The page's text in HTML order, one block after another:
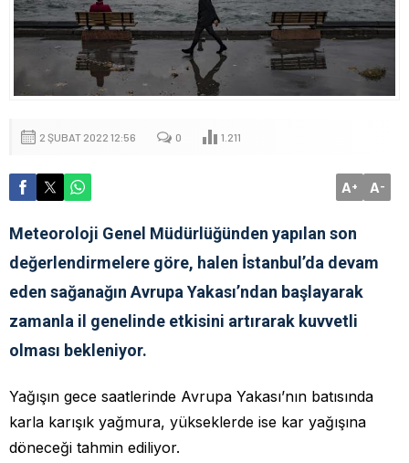
2 ŞUBAT 2022 12:56 0 1.211
A+ A-
Meteoroloji Genel Müdürlüğünden yapılan son
değerlendirmelere göre, halen İstanbul’da devam
eden sağanağın Avrupa Yakası’ndan başlayarak
zamanla il genelinde etkisini artırarak kuvvetli
olması bekleniyor.
Yağışın gece saatlerinde Avrupa Yakası’nın batısında
karla karışık yağmura, yükseklerde ise kar yağışına
döneceği tahmin ediliyor.